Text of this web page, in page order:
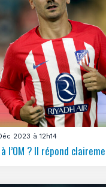
2023 à 12h14
l’OM ? Il répond